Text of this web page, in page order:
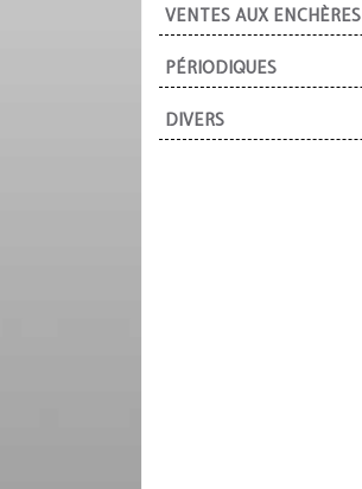
VENTES AUX ENCHÈRES
PÉRIODIQUES
DIVERS